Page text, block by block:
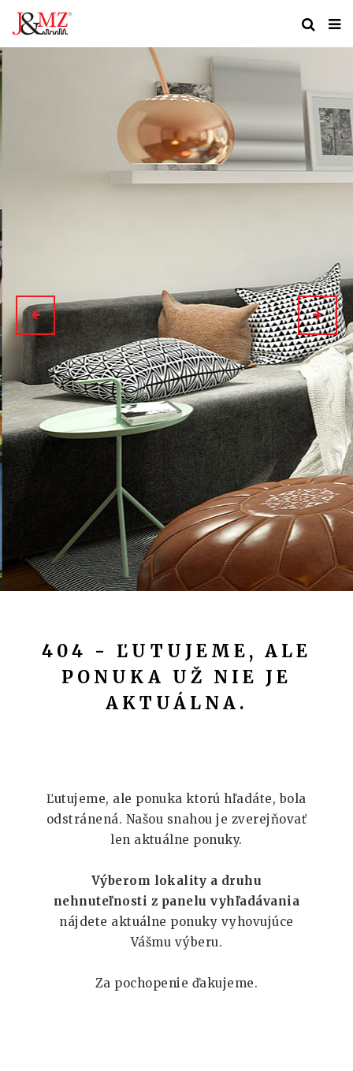
404 - ĽUTUJEME, ALE
PONUKA UŽ NIE JE
AKTUÁLNA.
Ľutujeme, ale ponuka ktorú hľadáte, bola
odstránená. Našou snahou je zverejňovať
len aktuálne ponuky.
Výberom lokality a druhu
nehnuteľnosti z panelu vyhľadávania
nájdete aktuálne ponuky vyhovujúce
Vášmu výberu.
Za pochopenie ďakujeme.